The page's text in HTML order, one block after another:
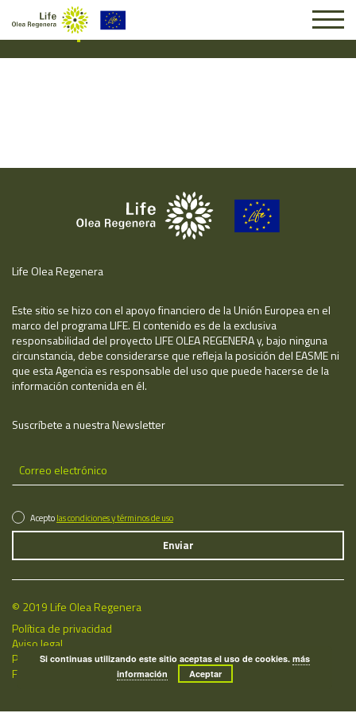
Suscripción #16245
Life Olea Regenera
Este sitio se hizo con el apoyo financiero de la Unión Europea en el
marco del programa LIFE. El contenido es de la exclusiva
responsabilidad del proyecto LIFE OLEA REGENERA y, bajo ninguna
circunstancia, debe considerarse que refleja la posición del EASME ni
que esta Agencia es responsable del uso que puede hacerse de la
información contenida en él.
Suscríbete a nuestra Newsletter
Aceptolas condiciones y términos de uso
© 2019 Life Olea Regenera
Política de privacidad
Aviso legal
Política de cookies
Fecha de última actualización: 06/08/2026
Si continuas utilizando este sitio aceptas el uso de cookies.más
información
Aceptar